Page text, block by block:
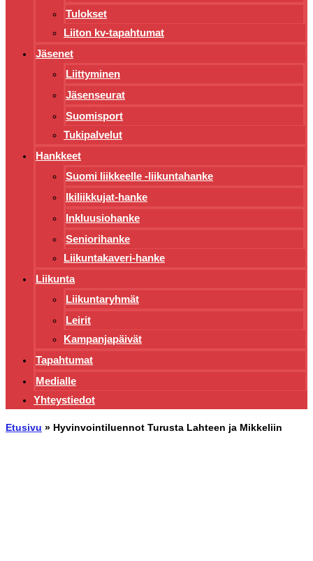
Tulokset
Liiton kv-tapahtumat
Jäsenet
Liittyminen
Jäsenseurat
Suomisport
Tukipalvelut
Hankkeet
Suomi liikkeelle -liikuntahanke
Ikiliikkujat-hanke
Inkluusiohanke
Seniorihanke
Liikuntakaveri-hanke
Liikunta
Liikuntaryhmät
Leirit
Kampanjapäivät
Tapahtumat
Medialle
Yhteystiedot
Etusivu » Hyvinvointiluennot Turusta Lahteen ja Mikkeliin